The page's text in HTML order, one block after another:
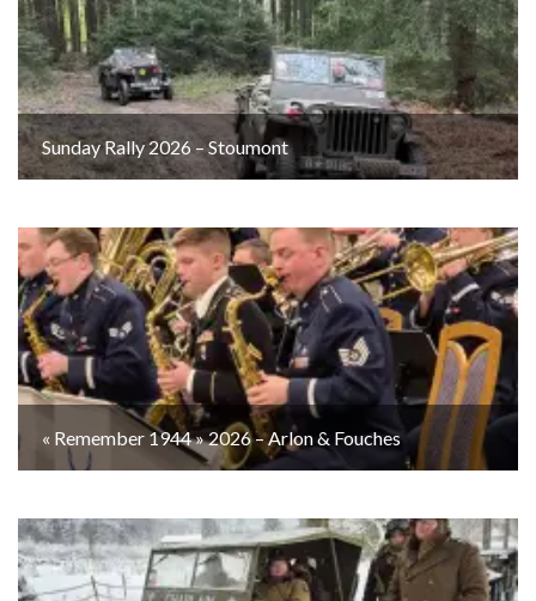
Sunday Rally 2026 – Stoumont
« Remember 1944 » 2026 – Arlon & Fouches